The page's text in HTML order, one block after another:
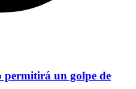
permitirá un golpe de